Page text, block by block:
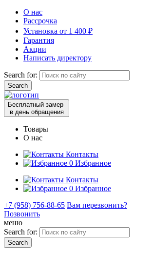
О нас
Рассрочка
Установка от 1 400 ₽
Гарантия
Акции
Написать директору
Search for:
Бесплатный замер
в день обращения
Товары
О нас
Контакты
0 Избранное
Контакты
0 Избранное
+7 (958) 756-88-65 Вам перезвонить?
Позвонить
меню
Search for: